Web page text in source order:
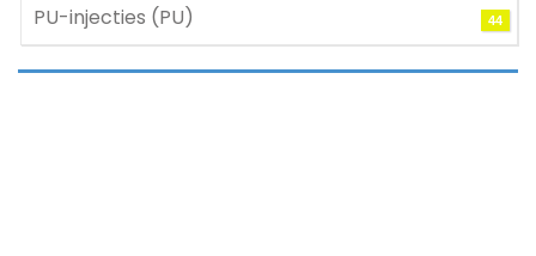
PU-injecties (PU) 44